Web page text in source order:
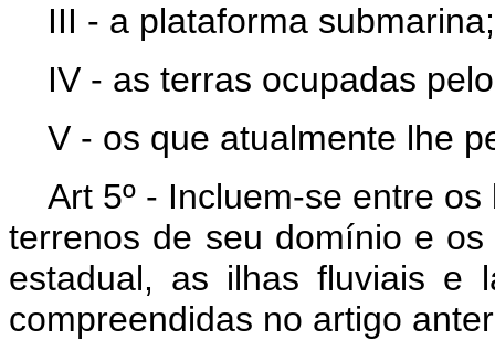
III - a plataforma submarina;
IV - as terras ocupadas
V - os que atualmente lhe
Art 5º - Incluem-se entre
terrenos de seu domínio e
estadual, as ilhas fluviais e
compreendidas no artigo